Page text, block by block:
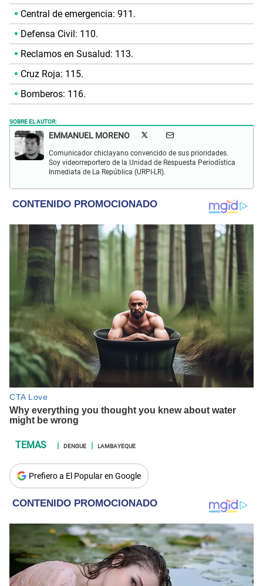
Central de emergencia: 911.
Defensa Civil: 110.
Reclamos en Susalud: 113.
Cruz Roja: 115.
Bomberos: 116.
SOBRE EL AUTOR:
EMMANUEL MORENO
Comunicador chiclayano convencido de sus prioridades.
Soy videorreportero de la Unidad de Respuesta Periodística
Inmediata de La República (URPI-LR).
DENGUE LAMBAYEQUE
Prefiero a El Popular en Google